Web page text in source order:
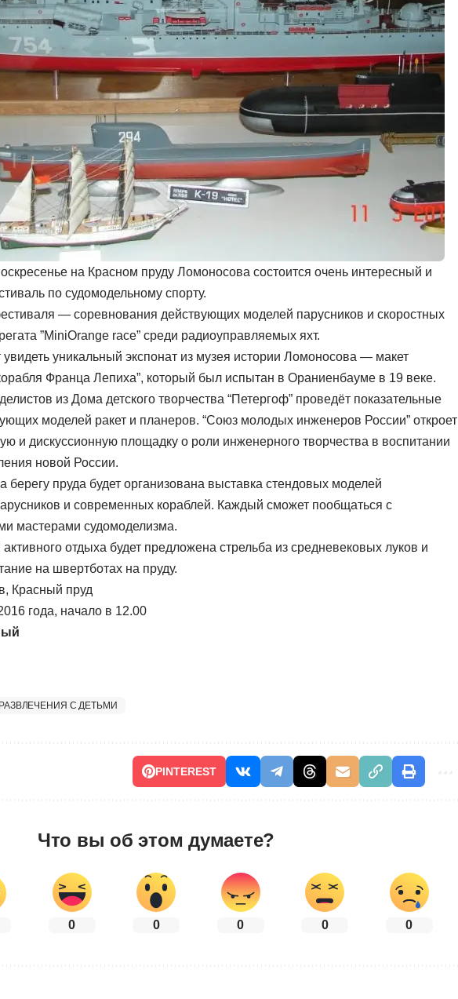
на Красном пруду Ломоносова состоится очень интересный и
по судомодельному спорту.
— соревнования действующих моделей парусников и скоростных
”MiniOrange race” среди радиоуправляемых яхт.
увидеть уникальный экспонат из музея истории Ломоносова — макет
Франца Лепиха”, который был испытан в Ораниенбауме в 19 веке.
из Дома детского творчества “Петергоф” проведёт показательные
моделей ракет и планеров. “Союз молодых инженеров России” откроет
и дискуссионную площадку о роли инженерного творчества в воспитании
новой России.
берегу пруда будет организована выставка стендовых моделей
и современных кораблей. Каждый сможет пообщаться с
мастерами судомоделизма.
отдыха будет предложена стрельба из средневековых луков и
на швертботах на пруду.
Красный пруд
года, начало в 12.00
РАЗВЛЕЧЕНИЯ С ДЕТЬМИ
PINTEREST
Что вы об этом думаете?
0 0 0 0 0